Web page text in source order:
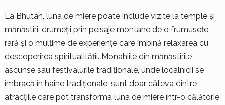
La Bhutan, luna de miere poate include vizite la temple și
mănăstiri, drumeții prin peisaje montane de o frumusețe
rară și o mulțime de experiențe care îmbină relaxarea cu
descoperirea spiritualității. Monahiile din mănăstirile
ascunse sau festivalurile tradiționale, unde localnicii se
îmbracă în haine tradiționale, sunt doar câteva dintre
atracțiile care pot transforma luna de miere într-o călătorie